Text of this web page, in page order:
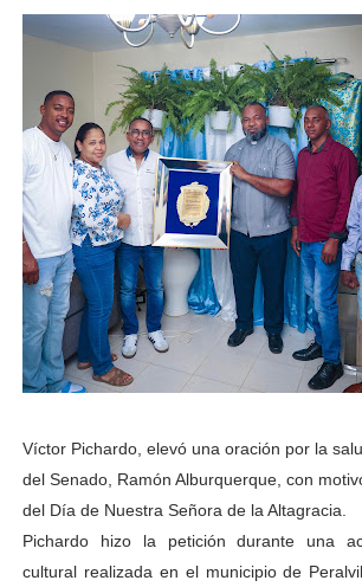
Víctor Pichardo, elevó una oración por la
del Senado, Ramón Alburquerque, con
del Día de Nuestra Señora de la Altagracia.
Pichardo hizo la petición durante una
cultural realizada en el municipio de